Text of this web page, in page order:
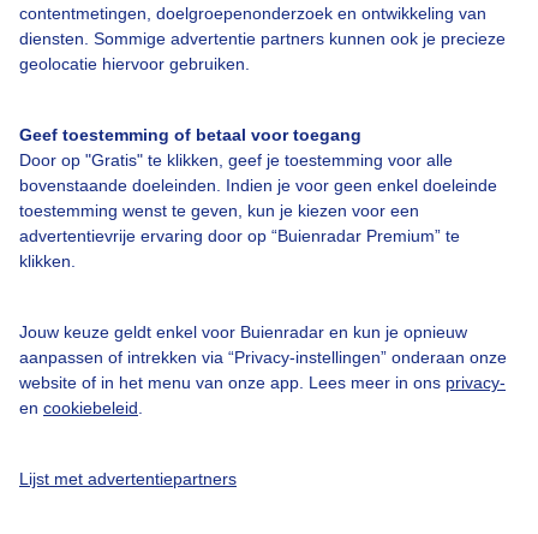
contentmetingen, doelgroepenonderzoek en ontwikkeling van
diensten. Sommige advertentie partners kunnen ook je precieze
geolocatie hiervoor gebruiken.
Geef toestemming of betaal voor toegang
Door op "Gratis" te klikken, geef je toestemming voor alle
bovenstaande doeleinden. Indien je voor geen enkel doeleinde
toestemming wenst te geven, kun je kiezen voor een
advertentievrije ervaring door op “Buienradar Premium” te
klikken.
Jouw keuze geldt enkel voor Buienradar en kun je opnieuw
aanpassen of intrekken via “Privacy-instellingen” onderaan onze
website of in het menu van onze app. Lees meer in ons privacy-
en cookiebeleid
Lijst met advertentiepartners
Over Buienradar
Bedrijfsgegevens
Veelgestelde vragen
Toegankelijkheid
Gebruikersvoorwaarden
Buienradar Team